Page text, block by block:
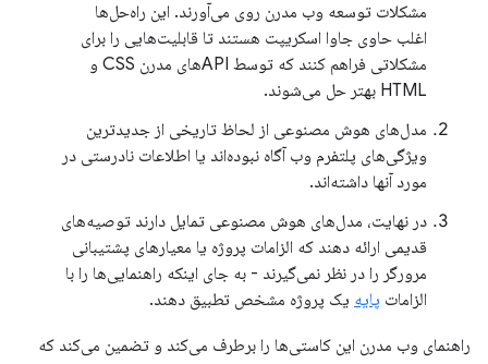
مشکلات توسعه وب مدرن روی می‌آورند. این راه‌حل‌ها
اغلب حاوی جاوا اسکریپت هستند تا قابلیت‌هایی را برای
مشکلاتی فراهم کنند که توسط APIهای مدرن CSS و
HTML بهتر حل می‌شوند.
مدل‌های هوش مصنوعی از لحاظ تاریخی از جدیدترین
ویژگی‌های پلتفرم وب آگاه نبوده‌اند یا اطلاعات نادرستی در
مورد آنها داشته‌اند.
در نهایت، مدل‌های هوش مصنوعی تمایل دارند توصیه‌های
قدیمی ارائه دهند که الزامات پروژه یا معیارهای پشتیبانی
مرورگر را در نظر نمی‌گیرند - به جای اینکه راهنمایی‌ها را با
الزامات پایه یک پروژه مشخص تطبیق دهند.
راهنمای وب مدرن این کاستی‌ها را برطرف می‌کند و تضمین می‌کند که